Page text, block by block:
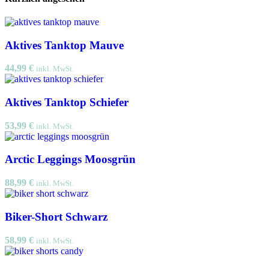
Aktives Tanktop Mauve
44,99 € inkl. MwSt.
Aktives Tanktop Schiefer
53,99 € inkl. MwSt.
Arctic Leggings Moosgrün
88,99 € inkl. MwSt.
Biker-Short Schwarz
58,99 € inkl. MwSt.